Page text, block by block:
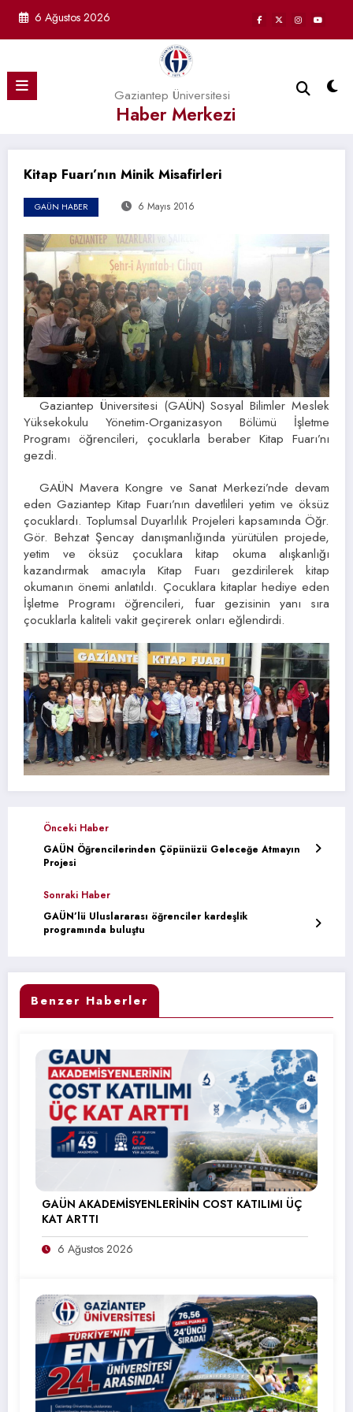
6 Ağustos 2026
Gaziantep Üniversitesi
Haber Merkezi
Kitap Fuarı’nın Minik Misafirleri
GAÜN HABER 6 Mayıs 2016
Gaziantep Üniversitesi (GAÜN) Sosyal Bilimler Meslek
Yüksekokulu Yönetim-Organizasyon Bölümü İşletme
Programı öğrencileri, çocuklarla beraber Kitap Fuarı’nı
gezdi.
GAÜN Mavera Kongre ve Sanat Merkezi’nde devam
eden Gaziantep Kitap Fuarı’nın davetlileri yetim ve öksüz
çocuklardı. Toplumsal Duyarlılık Projeleri kapsamında Öğr.
Gör. Behzat Şencay danışmanlığında yürütülen projede,
yetim ve öksüz çocuklara kitap okuma alışkanlığı
kazandırmak amacıyla Kitap Fuarı gezdirilerek kitap
okumanın önemi anlatıldı. Çocuklara kitaplar hediye eden
İşletme Programı öğrencileri, fuar gezisinin yanı sıra
çocuklarla kaliteli vakit geçirerek onları eğlendirdi.
Önceki Haber
GAÜN Öğrencilerinden Çöpünüzü Geleceğe Atmayın
Projesi
Sonraki Haber
GAÜN’lü Uluslararası öğrenciler kardeşlik
programında buluştu
Benzer Haberler
GAÜN AKADEMİSYENLERİNİN COST KATILIMI ÜÇ
KAT ARTTI
6 Ağustos 2026